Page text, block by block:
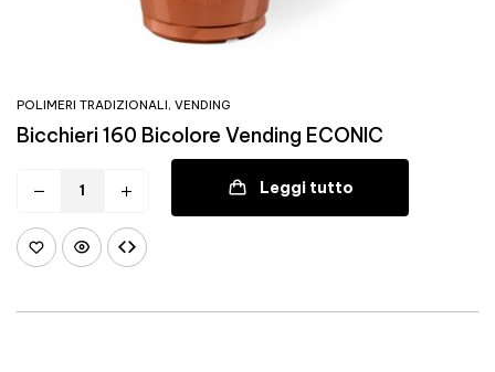
POLIMERI TRADIZIONALI, VENDING
Bicchieri 160 Bicolore Vending ECONIC
Leggi tutto